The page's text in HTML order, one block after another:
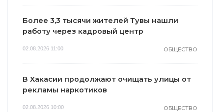
Более 3,3 тысячи жителей Тувы нашли
работу через кадровый центр
02.08.2026 11:00 ОБЩЕСТВО
В Хакасии продолжают очищать улицы от
рекламы наркотиков
02.08.2026 10:00 ОБЩЕСТВО